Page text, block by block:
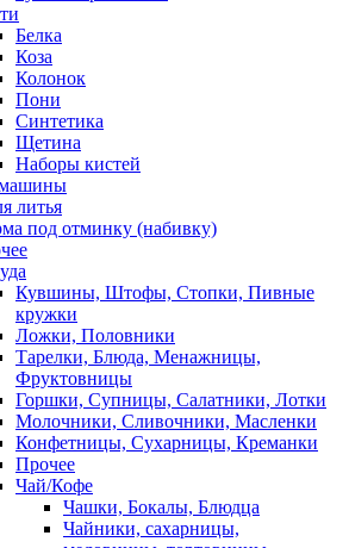
Белка
Коза
Колонок
Пони
Синтетика
Щетина
Наборы кистей
литья
под отминку (набивку)
Кувшины, Штофы, Стопки, Пивные
кружки
Ложки, Половники
Тарелки, Блюда, Менажницы,
Фруктовницы
Горшки, Супницы, Салатники, Лотки
Молочники, Сливочники, Масленки
Конфетницы, Сухарницы, Креманки
Прочее
Чай/Кофе
Чашки, Бокалы, Блюдца
Чайники, сахарницы,